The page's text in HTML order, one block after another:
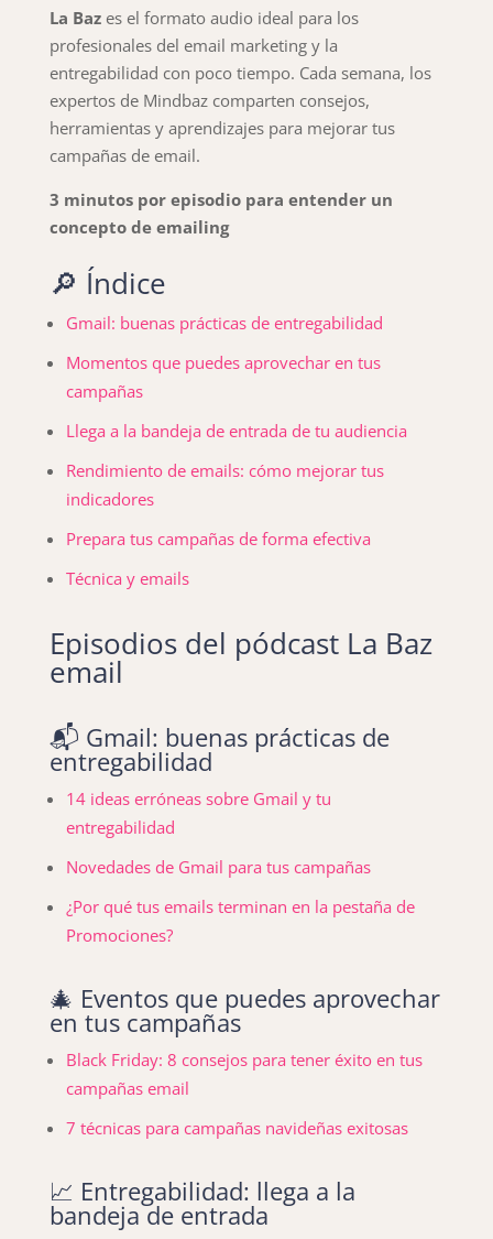
La Bazes el formato audio ideal para los
profesionales del email marketing y la
entregabilidad con poco tiempo. Cada semana, los
expertos de Mindbaz comparten consejos,
herramientas y aprendizajes para mejorar tus
campañas de email.
3 minutos por episodio para entender un
concepto de emailing
🔎 Índice
Gmail: buenas prácticas de entregabilidad
Momentos que puedes aprovechar en tus
campañas
Llega a la bandeja de entrada de tu audiencia
Rendimiento de emails: cómo mejorar tus
indicadores
Prepara tus campañas de forma efectiva
Técnica y emails
Episodios del pódcast La Baz
email
📬 Gmail: buenas prácticas de
entregabilidad
14 ideas erróneas sobre Gmail y tu
entregabilidad
Novedades de Gmail para tus campañas
¿Por qué tus emails terminan en la pestaña de
Promociones?
🎄 Eventos que puedes aprovechar
en tus campañas
Black Friday: 8 consejos para tener éxito en tus
campañas email
7 técnicas para campañas navideñas exitosas
📈 Entregabilidad: llega a la
bandeja de entrada